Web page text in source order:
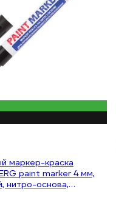
маркер-краска
paint marker 4 мм,
нитро-основа,
151445